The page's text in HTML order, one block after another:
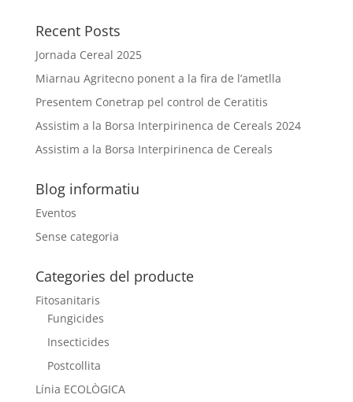
Recent Posts
Jornada Cereal 2025
Miarnau Agritecno ponent a la fira de l’ametlla
Presentem Conetrap pel control de Ceratitis
Assistim a la Borsa Interpirinenca de Cereals 2024
Assistim a la Borsa Interpirinenca de Cereals
Blog informatiu
Eventos
Sense categoria
Categories del producte
Fitosanitaris
Fungicides
Insecticides
Postcollita
Línia ECOLÒGICA